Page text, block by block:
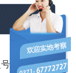
时产百吨的破碎机型号规格_附案例现场与报价